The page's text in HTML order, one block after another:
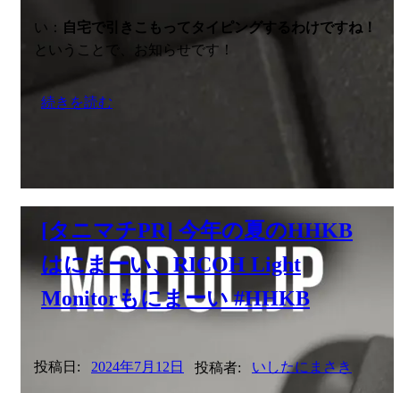
い： 自宅で引きこもってタイピングするわけですね！
ということで、お知らせです！
続きを読む
[タニマチPR] 今年の夏のHHKB
はにまーい、RICOH Light
Monitorもにまーい #HHKB
投稿日: 2024年7月12日 投稿者: いしたにまさき